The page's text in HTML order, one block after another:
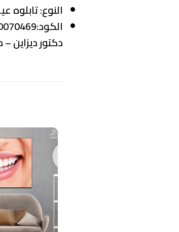
النوع:تابلوه
الكود:10070469
دكتور ديزاين